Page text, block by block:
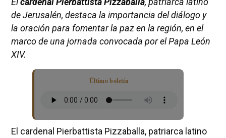
de Jerusalén, destaca la importancia del diálogo y
la oración para fomentar la paz en la región, en el
marco de una jornada convocada por el Papa León
XIV.
Último boletín
El cardenal Pierbattista Pizzaballa, patriarca latino